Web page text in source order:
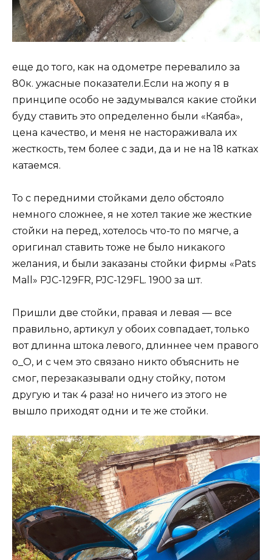
еще до того, как на одометре перевалило за
80к. ужасные показатели.Если на жопу я в
принципе особо не задумывался какие стойки
буду ставить это определенно были «Каяба»,
цена качество, и меня не настораживала их
жесткость, тем более с зади, да и не на 18 катках
катаемся.
То с передними стойками дело обстояло
немного сложнее, я не хотел такие же жесткие
стойки на перед, хотелось что-то по мягче, а
оригинал ставить тоже не было никакого
желания, и были заказаны стойки фирмы «Pats
Mall» PJC-129FR, PJC-129FL. 1900 за шт.
Пришли две стойки, правая и левая — все
правильно, артикул у обоих совпадает, только
вот длинна штока левого, длиннее чем правого
о_О, и с чем это связано никто объяснить не
смог, перезаказывали одну стойку, потом
другую и так 4 раза! но ничего из этого не
вышло приходят одни и те же стойки.